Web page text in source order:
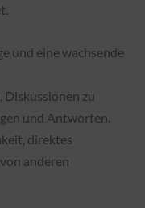
und eine wachsende
zu
und Antworten.
direktes
anderen